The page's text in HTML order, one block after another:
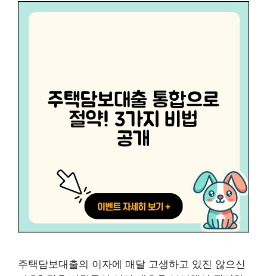
주택담보대출의 이자에 매달 고생하고 있진 않으신